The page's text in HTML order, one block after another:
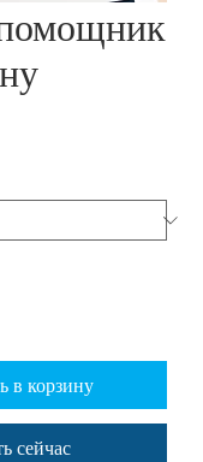
в корзину
сейчас